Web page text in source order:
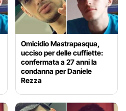
Omicidio Mastrapasqua,
ucciso per delle cuffiette:
confermata a 27 anni la
condanna per Daniele
Rezza